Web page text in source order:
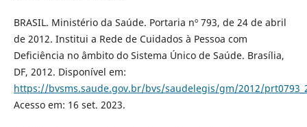
BRASIL. Ministério da Saúde. Portaria nº 793, de 24 de abril
de 2012. Institui a Rede de Cuidados à Pessoa com
Deficiência no âmbito do Sistema Único de Saúde. Brasília,
DF, 2012. Disponível em:
https://bvsms.saude.gov.br/bvs/saudelegis/gm/2012/
Acesso em: 16 set. 2023.